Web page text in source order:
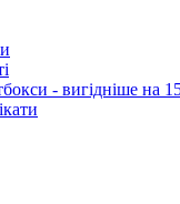
- вигідніше на